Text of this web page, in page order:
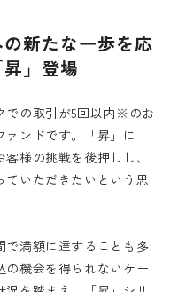
新たな一歩を応
」登場
での取引が5回以内※のお
ンドです。「昇」に
様の挑戦を後押しし、
いただきたいという思
で満額に達することも多
の機会を得られないケー